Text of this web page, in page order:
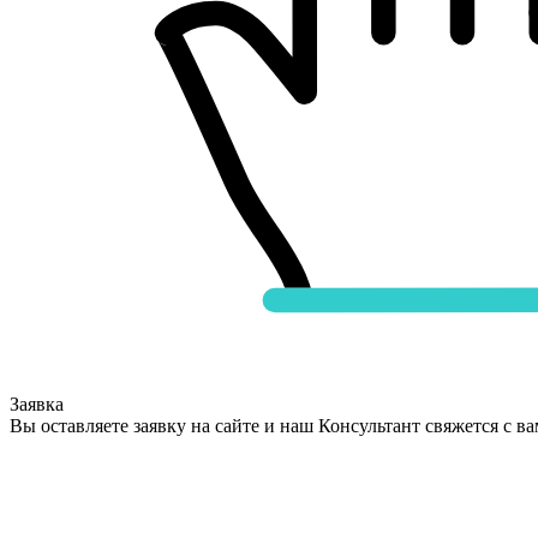
Заявка
Вы оставляете заявку на сайте и наш Консультант свяжется с